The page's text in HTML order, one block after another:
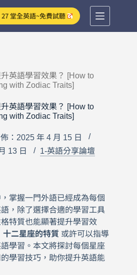
27 堂全英語~免費試聽
英語學習效果？ [How to
with Zodiac Traits]
英語學習效果？ [How to
with Zodiac Traits]
：2025 年 4 月 15 日
13 日
1-英語分享論壇
掌握一門外語已經成為每個
，除了選擇合適的學習工具
特質也能顯著提升學習效
十二星座的特質 或許可以指導
學習。本文將探討每個星座
學習技巧，助你提升英語能